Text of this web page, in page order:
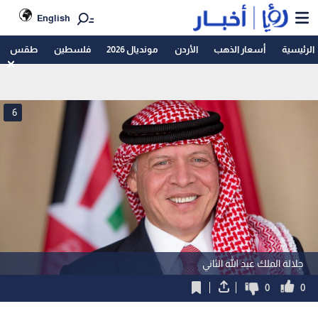
English
الرئيسية أسعار الذهب الأردن مونديال 2026 فلسطين طقس
جلالة الملك عبد الله الثاني
6
0
0